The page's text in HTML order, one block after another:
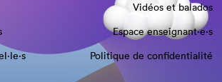
Vidéos et balados
Espace enseignant·e⋅s
Politique de confidentialité